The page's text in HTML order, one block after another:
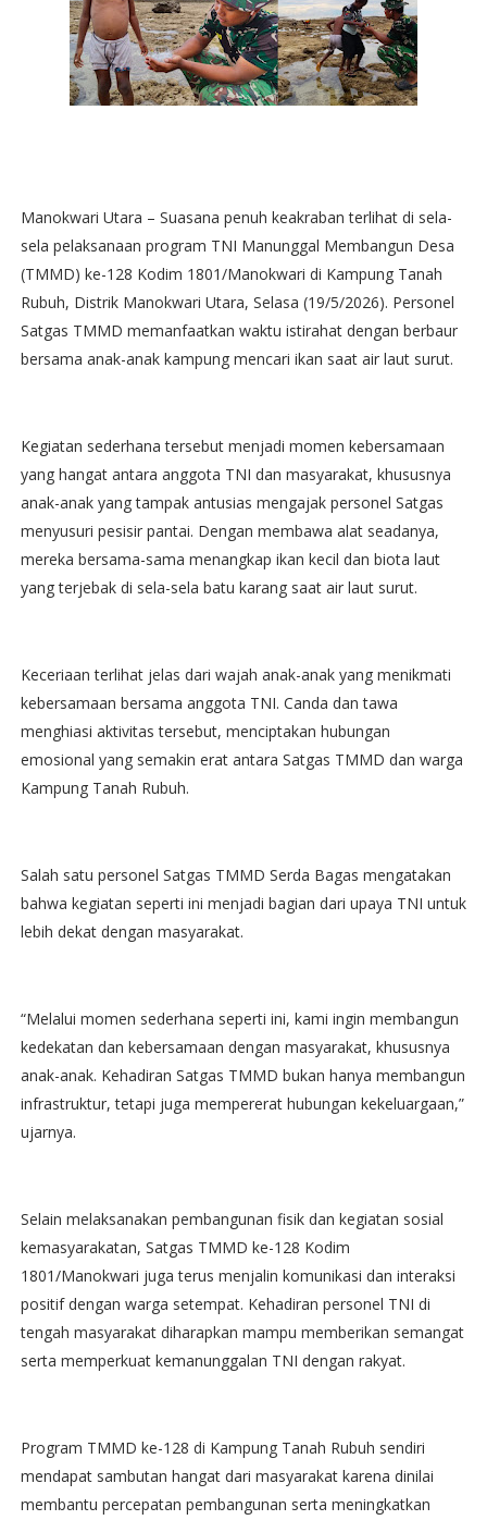
Manokwari Utara – Suasana penuh keakraban terlihat di sela-
sela pelaksanaan program TNI Manunggal Membangun Desa
(TMMD) ke-128 Kodim 1801/Manokwari di Kampung Tanah
Rubuh, Distrik Manokwari Utara, Selasa (19/5/2026). Personel
Satgas TMMD memanfaatkan waktu istirahat dengan berbaur
bersama anak-anak kampung mencari ikan saat air laut surut.
Kegiatan sederhana tersebut menjadi momen kebersamaan
yang hangat antara anggota TNI dan masyarakat, khususnya
anak-anak yang tampak antusias mengajak personel Satgas
menyusuri pesisir pantai. Dengan membawa alat seadanya,
mereka bersama-sama menangkap ikan kecil dan biota laut
yang terjebak di sela-sela batu karang saat air laut surut.
Keceriaan terlihat jelas dari wajah anak-anak yang menikmati
kebersamaan bersama anggota TNI. Canda dan tawa
menghiasi aktivitas tersebut, menciptakan hubungan
emosional yang semakin erat antara Satgas TMMD dan warga
Kampung Tanah Rubuh.
Salah satu personel Satgas TMMD Serda Bagas mengatakan
bahwa kegiatan seperti ini menjadi bagian dari upaya TNI untuk
lebih dekat dengan masyarakat.
“Melalui momen sederhana seperti ini, kami ingin membangun
kedekatan dan kebersamaan dengan masyarakat, khususnya
anak-anak. Kehadiran Satgas TMMD bukan hanya membangun
infrastruktur, tetapi juga mempererat hubungan kekeluargaan,”
ujarnya.
Selain melaksanakan pembangunan fisik dan kegiatan sosial
kemasyarakatan, Satgas TMMD ke-128 Kodim
1801/Manokwari juga terus menjalin komunikasi dan interaksi
positif dengan warga setempat. Kehadiran personel TNI di
tengah masyarakat diharapkan mampu memberikan semangat
serta memperkuat kemanunggalan TNI dengan rakyat.
Program TMMD ke-128 di Kampung Tanah Rubuh sendiri
mendapat sambutan hangat dari masyarakat karena dinilai
membantu percepatan pembangunan serta meningkatkan